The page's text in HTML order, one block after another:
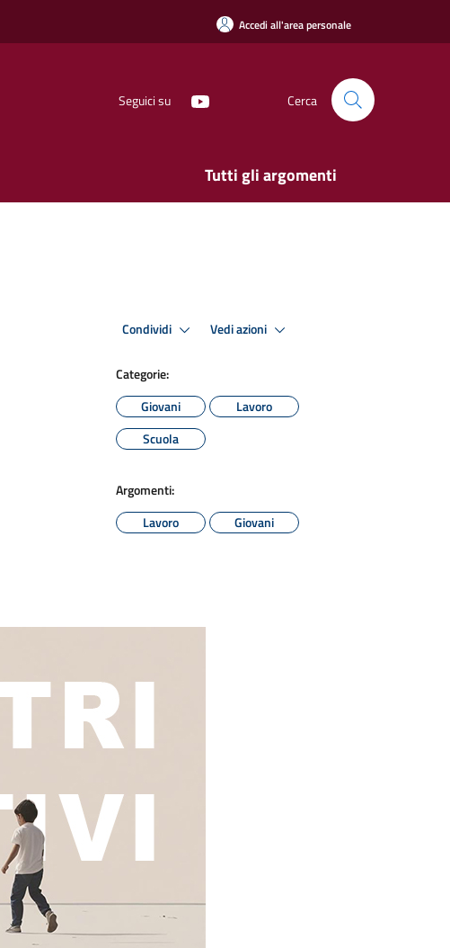
Accedi all'area personale
Seguici su Cerca
Tutti gli argomenti
Condividi Vedi azioni
Categorie:
Giovani
Lavoro
Scuola
Argomenti:
Lavoro
Giovani